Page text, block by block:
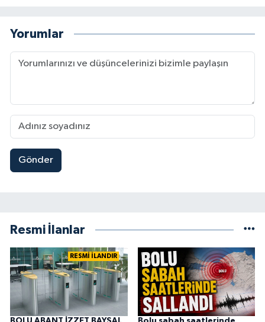
Yorumlar
Gönder
Resmi İlanlar
RESMİ İLANDIR